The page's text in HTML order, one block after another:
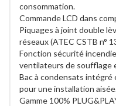
consommation.
Commande LCD dans
Piquages à joint double
réseaux (ATEC CSTB n°
Fonction sécurité
ventilateurs de soufflage
Bac à condensats intégré
pour une installation
Gamme 100%